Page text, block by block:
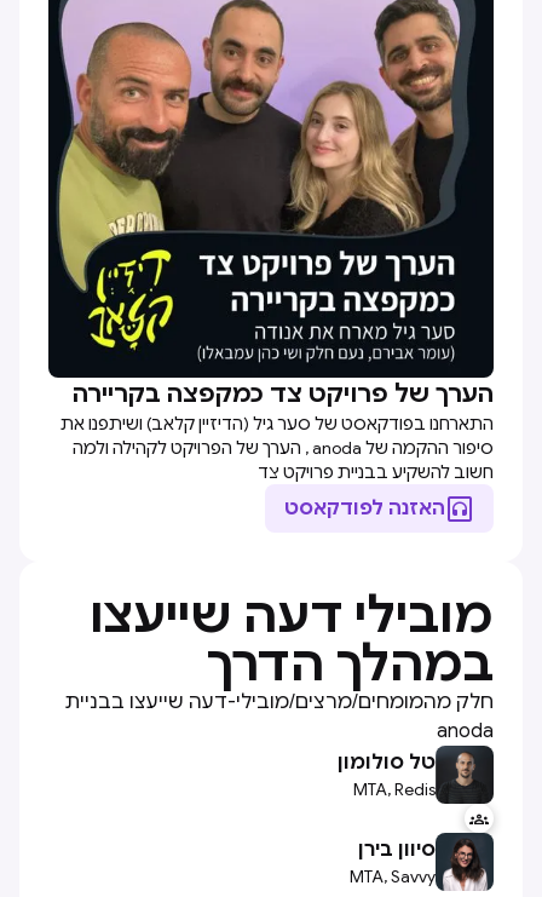
הערך של פרויקט צד כמקפצה בקריירה
התארחנו בפודקאסט של סער גיל (הדיזיין קלאב) ושיתפנו את
סיפור ההקמה של anoda , הערך של הפרויקט לקהילה ולמה
חשוב להשקיע בבניית פרויקט צד
האזנה לפודקאסט
מובילי דעה שייעצו
במהלך הדרך
חלק מהמומחים/מרצים/מובילי-דעה שייעצו בבניית
anoda

טל סולומון
MTA, Redis
סיוון בירן
MTA, Savvy